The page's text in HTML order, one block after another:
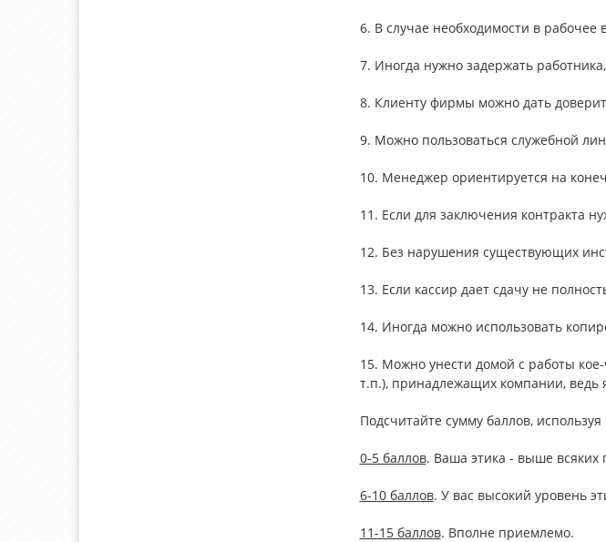
6. В случае необходимости в
7. Иногда нужно задержать
8. Клиенту фирмы можно дать
9. Можно пользоваться служебной
10. Менеджер ориентируется на
11. Если для заключения контракта
12. Без нарушения существующих
13. Если кассир дает сдачу не
14. Иногда можно использовать
15. Можно унести домой с работы
т.п.), принадлежащих компании, ведь
Подсчитайте сумму баллов,
0-5 баллов. Ваша этика - выше всяких
6-10 баллов. У вас высокий уровень
11-15 баллов. Вполне приемлемо.